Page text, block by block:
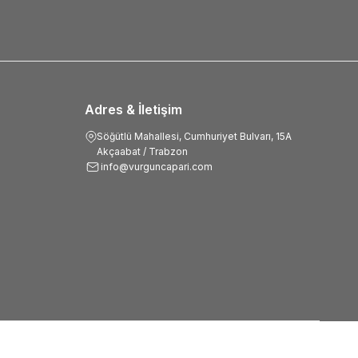
Adres & İletişim
Söğütlü Mahallesi, Cumhuriyet Bulvarı, 15A
Akçaabat / Trabzon
info@vurguncapari.com